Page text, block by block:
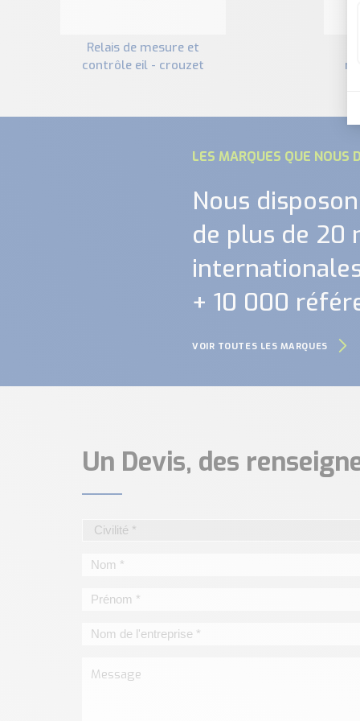
relais de mesure et
contrôle eil - crouzet
LES MARQUES QUE NOUS
Nous
de plus de 20
+ 10 000
VOIR TOUTES LES MARQUES
Un Devis, des